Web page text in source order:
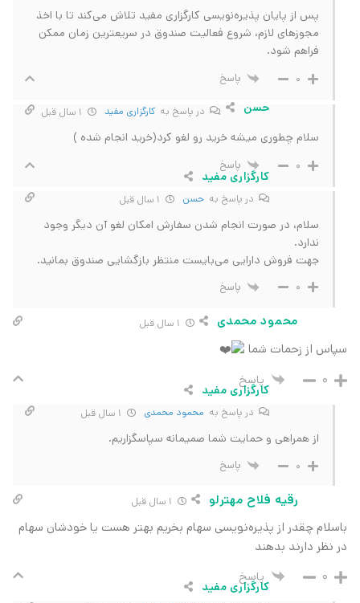
پس از پایان پذیره‌نویسی کارگزاری مفید تلاش می‌کند تا با اخذ
مجوزهای لازم، شروع فعالیت صندوق در سریعترین زمان ممکن
فراهم شود.
0 پاسخ
حسن در پاسخ بهکارگزاری مفید
سلام چطوری میشه خرید رو لغو کرد(خرید انجام شده )
0 پاسخ
کارگزاری مفید
در پاسخ به حسن
سلام، در صورت انجام شدن سفارش امکان لغو آن دیگر وجود
ندارد.
جهت فروش دارایی می‌بایست منتظر بازگشایی صندوق بمانید.
0 پاسخ
محمود محمدی
سپاس از زحمات شما
0 پاسخ
کارگزاری مفید
در پاسخ به محمود محمدی
از همراهی و حمایت شما صمیمانه سپاسگزاریم.
0 پاسخ
رقیه فلاح مهترلو
باسلام چقدر از پذیره‌نویسی سهام بخریم بهتر هست یا خودشان سهام
در نظر دارند بدهند
0 پاسخ
کارگزاری مفید